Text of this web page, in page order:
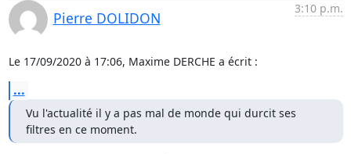
Pierre DOLIDON
3:10 p.m.
Le 17/09/2020 à 17:06, Maxime DERCHE a écrit :
...
Vu l'actualité il y a pas mal de monde qui durcit ses
filtres en ce moment.